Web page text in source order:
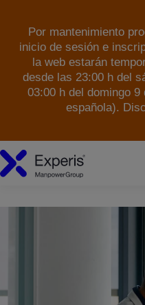
Por mantenimiento
inicio de sesión e
la web estarán
desde las 23:00 h del
03:00 h del domingo
española).